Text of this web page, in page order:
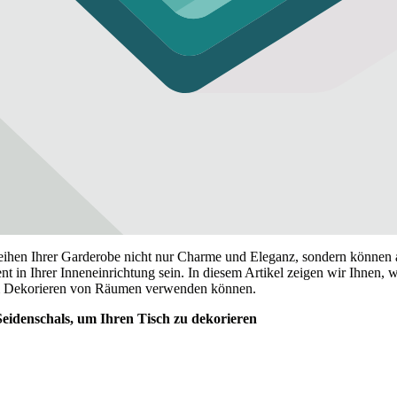
Ihrer Garderobe nicht nur Charme und Eleganz, sondern können
in Ihrer Inneneinrichtung sein. In diesem Artikel zeigen wir Ihnen,
Dekorieren von Räumen verwenden können.
um Ihren Tisch zu dekorieren